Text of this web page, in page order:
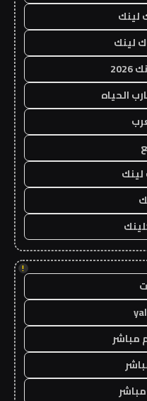
لينك
لينك
الحياه
لينك
!
مباشر